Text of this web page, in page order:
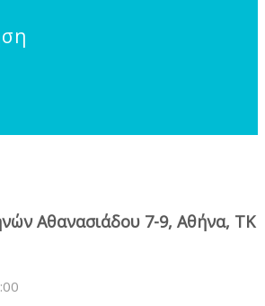
Αθανασιάδου 7-9, Αθήνα, ΤΚ